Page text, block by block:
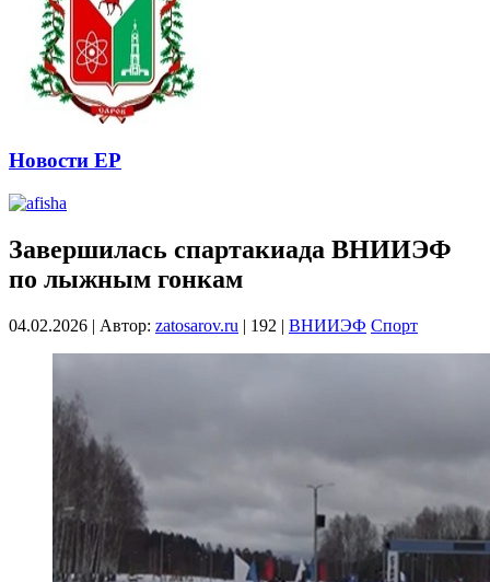
Новости ЕР
Завершилась спартакиада ВНИИЭФ
по лыжным гонкам
04.02.2026 | Автор: zatosarov.ru | 192 | ВНИИЭФ Спорт